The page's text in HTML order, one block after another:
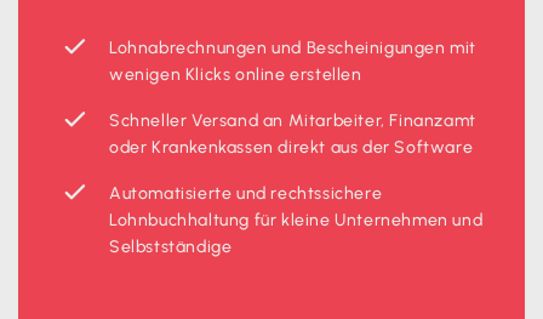
Lohnabrechnungen und Bescheinigungen mit
wenigen Klicks online erstellen
Schneller Versand an Mitarbeiter, Finanzamt
oder Krankenkassen direkt aus der Software
Automatisierte und rechtssichere
Lohnbuchhaltung für kleine Unternehmen und
Selbstständige